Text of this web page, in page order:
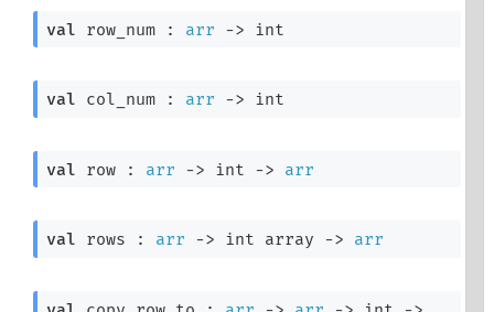
val row_num : arr -> int
val col_num : arr -> int
val row : arr -> int -> arr
val rows : arr -> int array -> arr